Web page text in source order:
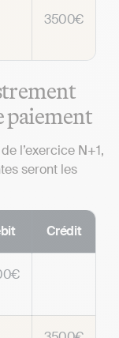
3500€
paiement
l’exercice N+1,
seront les
Crédit